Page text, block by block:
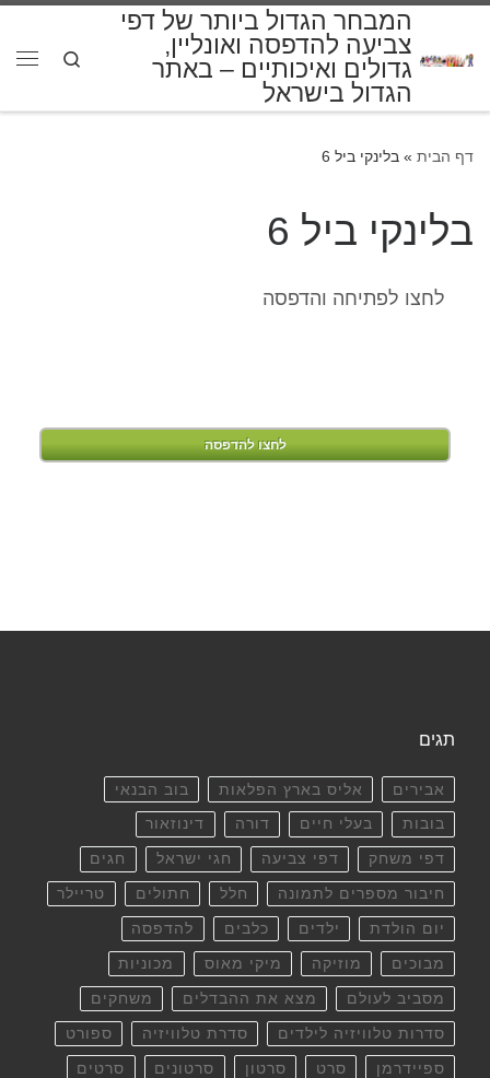
המבחר הגדול ביותר של דפי
צביעה להדפסה ואונליין,
גדולים ואיכותיים – באתר
הגדול בישראל
Search
דף הבית » בלינקי ביל 6
בלינקי ביל 6
לחצו לפתיחה והדפסה
לחצו להדפסה
תגים
אבירים אליס בארץ הפלאות בוב הבנאי
בובות בעלי חיים דורה דינוזאור
דפי משחק דפי צביעה חגי ישראל חגים
חיבור מספרים לתמונה חלל חתולים טריילר
יום הולדת ילדים כלבים להדפסה
מבוכים מוזיקה מיקי מאוס מכוניות
מסביב לעולם מצא את ההבדלים משחקים
סדרות טלוויזיה לילדים סדרת טלוויזיה ספורט
ספיידרמן סרט סרטון סרטונים סרטים